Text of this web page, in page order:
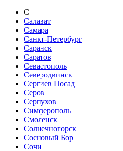
С
Салават
Самара
Санкт-Петербург
Саранск
Саратов
Севастополь
Северодвинск
Сергиев Посад
Серов
Серпухов
Симферополь
Смоленск
Солнечногорск
Сосновый Бор
Сочи